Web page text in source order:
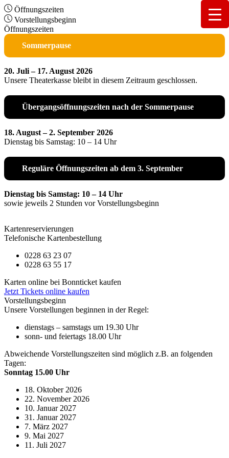
Öffnungszeiten
Vorstellungsbeginn
Öffnungszeiten
Sommerpause
20. Juli – 17. August 2026
Unsere Theaterkasse bleibt in diesem Zeitraum geschlossen.
Übergangsöffnungszeiten nach der Sommerpause
18. August – 2. September 2026
Dienstag bis Samstag: 10 – 14 Uhr
Reguläre Öffnungszeiten ab dem 3. September
Dienstag bis Samstag: 10 – 14 Uhr
sowie jeweils 2 Stunden vor Vorstellungsbeginn
Kartenreservierungen
Telefonische Kartenbestellung
0228 63 23 07
0228 63 55 17
Karten online bei Bonnticket kaufen
Jetzt Tickets online kaufen
Vorstellungsbeginn
Unsere Vorstellungen beginnen in der Regel:
dienstags – samstags um 19.30 Uhr
sonn- und feiertags 18.00 Uhr
Abweichende Vorstellungszeiten sind möglich z.B. an folgenden
Tagen:
Sonntag 15.00 Uhr
18. Oktober 2026
22. November 2026
10. Januar 2027
31. Januar 2027
7. März 2027
9. Mai 2027
11. Juli 2027